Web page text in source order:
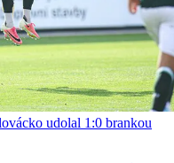
udolal 1:0 brankou